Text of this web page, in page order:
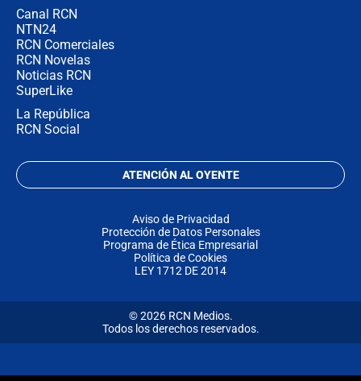
Canal RCN
NTN24
RCN Comerciales
RCN Novelas
Noticias RCN
SuperLike
La República
RCN Social
ATENCIÓN AL OYENTE
Aviso de Privacidad
Protección de Datos Personales
Programa de Ética Empresarial
Política de Cookies
LEY 1712 DE 2014
© 2026 RCN Medios.
Todos los derechos reservados.